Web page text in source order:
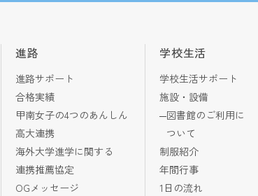
進路
進路サポート
合格実績
甲南女子の4つのあんしん
高大連携
海外大学進学に関する
連携推薦協定
OGメッセージ
学校生活
学校生活サポート
施設・設備
図書館のご利用に
ついて
制服紹介
年間行事
1日の流れ